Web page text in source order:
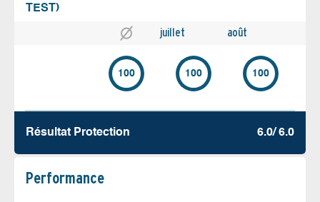
TEST)
juillet août
100 100 100
Résultat Protection 6.0/ 6.0
Performance